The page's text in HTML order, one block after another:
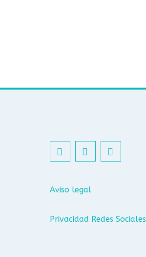
Aviso legal
Privacidad Redes Sociales